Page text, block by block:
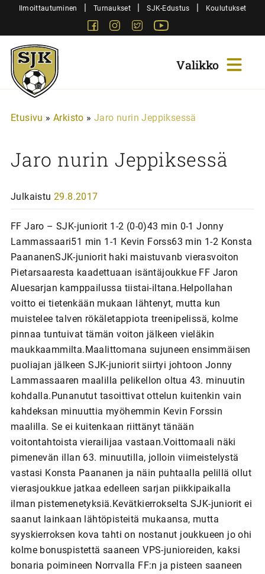
SiirryIlmoittautuminen | Turnaukset | SJK-Edustus | Koulutukset
FacebookInstagram
Twitter
Sjk-
Juniorit
Etusivu » Arkisto » Jaro nurin Jeppiksessä
Jaro nurin Jeppiksessä
Julkaistu 29.8.2017
FF Jaro – SJK-juniorit 1-2 (0-0)43 min 0-1 Jonny
Lammassaari51 min 1-1 Kevin Forss63 min 1-2 Konsta
PaananenSJK-juniorit haki maistuvanb vierasvoiton
Pietarsaaresta kaadettuaan isäntäjoukkue FF Jaron
Aluesarjan kamppailussa tiistai-iltana.Helpollahan
voitto ei tietenkään mukaan lähtenyt, mutta kun
muistelee talven rökäletappiota treenipelissä, kolme
pinnaa tuntuivat tämän voiton jälkeen vieläkin
maukkaammilta.Maalittomana sujuneen ensimmäisen
puoliajan jälkeen SJK-juniorit siirtyi johtoon Jonny
Lammassaaren maalilla pelikellon oltua 43. minuutin
kohdalla.Punanutut tasoittivat ottelun kuitenkin vain
kahdeksan minuuttia myöhemmin Kevin Forssin
maalilla. Se ei kuitenkaan riittänyt tänään
voitontahtoista vierailijaa vastaan.Voittomaali näki
pimenevän illan 63. minuutilla, jolloin viimeistelystä
vastasi Konsta Paananen ja näin puhtaalla pelillä ollut
vierasjoukkue jatkaa edelleen sarjan piikkipaikalla
ilman pistemenetyksiä.Kevätkierrokselta SJK-juniorit ei
saanut lainkaan lähtöpisteitä mukaansa, mutta
syyskierroksen kova tahti on nostanut joukkueen jo ohi
kolme bonuspistettä saaneen VPS-junioreiden, kaksi
bonaria poimineen Norrvalla FF:n ja pisteen saaneen